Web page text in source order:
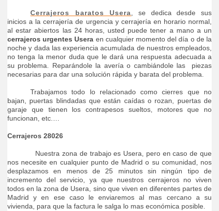
Cerrajeros baratos Usera, se dedica desde sus
inicios a la cerrajería de urgencia y cerrajería en horario normal,
al estar abiertos las 24 horas, usted puede tener a mano a un
cerrajeros urgentes Usera en cualquier momento del día o de la
noche y dada las experiencia acumulada de nuestros empleados,
no tenga la menor duda que le dará una respuesta adecuada a
su problema. Reparándole la avería o cambiándole las piezas
necesarias para dar una solución rápida y barata del problema.
Trabajamos todo lo relacionado como cierres que no
bajan, puertas blindadas que están caídas o rozan, puertas de
garaje que tienen los contrapesos sueltos, motores que no
funcionan, etc.…
Cerrajeros 28026
Nuestra zona de trabajo es Usera, pero en caso de que
nos necesite en cualquier punto de Madrid o su comunidad, nos
desplazamos en menos de 25 minutos sin ningún tipo de
incremento del servicio, ya que nuestros cerrajeros no viven
todos en la zona de Usera, sino que viven en diferentes partes de
Madrid y en ese caso le enviaremos al mas cercano a su
vivienda, para que la factura le salga lo mas económica posible.